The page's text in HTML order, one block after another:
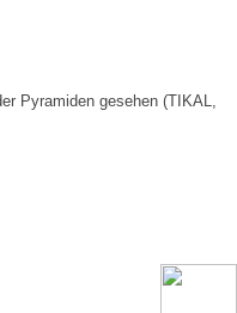
Pyramiden gesehen (TIKAL,